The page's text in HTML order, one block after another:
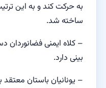
به حرکت کند و به این
ساخته شد.
– کلاه ایمنی فضانوردان
بینی دارد.
– یونانیان باستان